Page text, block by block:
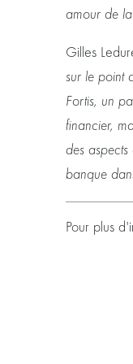
amour de la
Gilles
sur le point
Fortis, un
financier,
des
banque
Pour plus